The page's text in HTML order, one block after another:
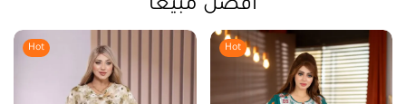
أفضل مبيعاً
Hot
Hot